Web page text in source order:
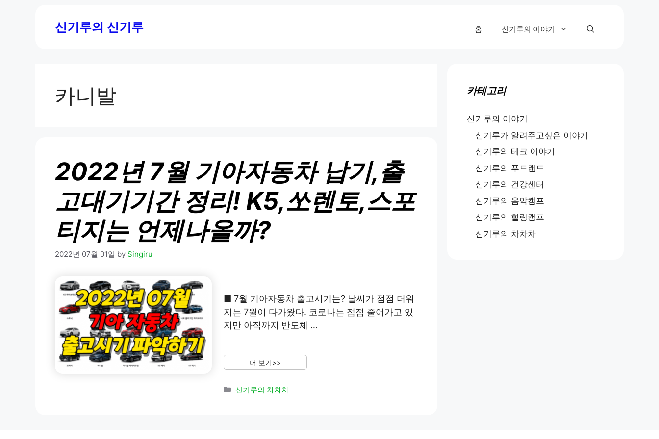
신기루의 신기루 홈 신기루의 이야기
카니발
2022년 7월 기아자동차 납기,출
고대기기간 정리! K5,쏘렌토,스포
티지는 언제나올까?
2022년 07월 01일 by Singiru
■ 7월 기아자동차 출고시기는? 날씨가 점점 더워
지는 7월이 다가왔다. 코로나는 점점 줄어가고 있
지만 아직까지 반도체 …
더 보기>>
Categories
신기루의 차차차
카테고리
신기루의 이야기
신기루가 알려주고싶은 이야기
신기루의 테크 이야기
신기루의 푸드랜드
신기루의 건강센터
신기루의 음악캠프
신기루의 힐링캠프
신기루의 차차차